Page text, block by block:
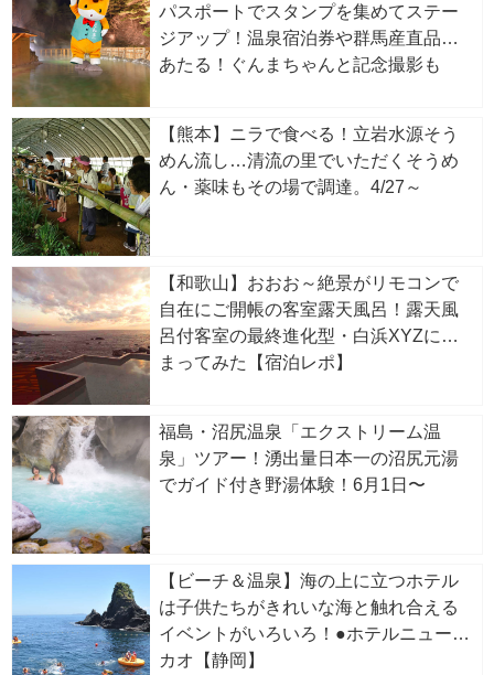
パスポートでスタンプを集めてステー
ジアップ！温泉宿泊券や群馬産直品が
あたる！ぐんまちゃんと記念撮影も
【熊本】ニラで食べる！立岩水源そう
めん流し…清流の里でいただくそうめ
ん・薬味もその場で調達。4/27～
【和歌山】おおお～絶景がリモコンで
自在にご開帳の客室露天風呂！露天風
呂付客室の最終進化型・白浜XYZに泊
まってみた【宿泊レポ】
福島・沼尻温泉「エクストリーム温
泉」ツアー！湧出量日本一の沼尻元湯
でガイド付き野湯体験！6月1日〜
【ビーチ＆温泉】海の上に立つホテル
は子供たちがきれいな海と触れ合える
イベントがいろいろ！●ホテルニューア
カオ【静岡】